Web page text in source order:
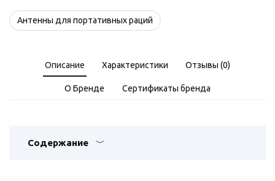
Антенны для портативных раций
Описание Характеристики Отзывы (0)
О Бренде Сертификаты бренда
Содержание